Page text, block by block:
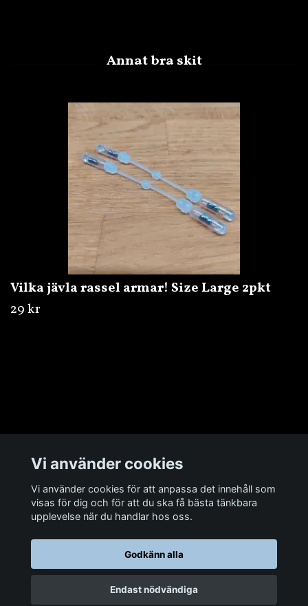
Vilka jävla rassel armar! Size Large 2pkt
29 kr
Sociala medier
© 2026 Man Cave Baits
Vi använder cookies
Vi använder cookies för att anpassa det innehåll som
visas för dig och för att du ska få bästa tänkbara
upplevelse när du handlar hos oss.
Godkänn alla
Endast nödvändiga